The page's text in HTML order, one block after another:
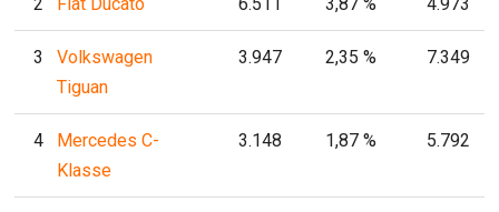
3
Volkswagen
Tiguan
3.947 2,35 % 7.349
4
Mercedes C-
Klasse
3.148 1,87 % 5.792